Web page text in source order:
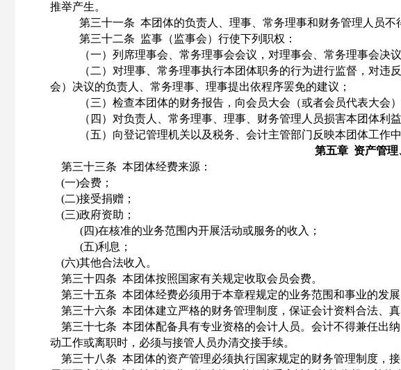
推举产生。
第三十一条 本团体的负责人、理事、常务理事和财务管理人员不
第三十二条 监事（监事会）行使下列职权：
（一）列席理事会、常务理事会会议，对理事会、常务理事会决
（二）对理事、常务理事执行本团体职务的行为进行监督，对
会）决议的负责人、常务理事、理事提出依程序罢免的建议；
（三）检查本团体的财务报告，向会员大会（或者会员代表大会
（四）对负责人、常务理事、理事、财务管理人员损害本团体利
（五）向登记管理机关以及税务、会计主管部门反映本团体工作
第五章 资产管理
第三十三条 本团体经费来源：
(一)会费；
(二)接受捐赠；
(三)政府资助；
(四)在核准的业务范围内开展活动或服务的收入；
(五)利息；
(六)其他合法收入。
第三十四条 本团体按照国家有关规定收取会员会费。
第三十五条 本团体经费必须用于本章程规定的业务范围和事业的发展
第三十六条 本团体建立严格的财务管理制度，保证会计资料合法、真
第三十七条 本团体配备具有专业资格的会计人员。会计不得兼任出
动工作或离职时，必须与接管人员办清交接手续。
第三十八条 本团体的资产管理必须执行国家规定的财务管理制度，